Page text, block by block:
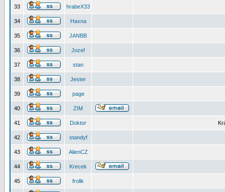
33 hrabeX33
34 Haxna
35 JANBB
36 Jozef
37 stan
38 Jester
39 page
40 ZIM
41 Doktor
42 standyf
43 AlienCZ
44 Krecek
45 frolik